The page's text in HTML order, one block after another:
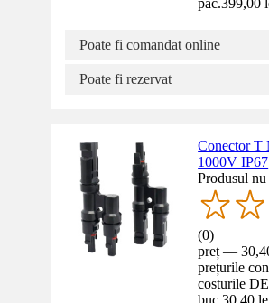
pac.399,00
Poate fi comandat online
Poate fi rezervat
Conector T
1000V IP67
Produsul
(0)
preț —
prețurile
costurile
buc. 30,40